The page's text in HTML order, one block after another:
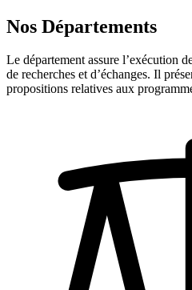
Nos Départements
Le département assure l’exécution
de recherches et d’échanges. Il
propositions relatives aux